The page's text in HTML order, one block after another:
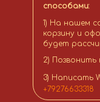
способами:
1) На нашем
корзину и
будет
2) Позвонить
3) Написать
+79276633318